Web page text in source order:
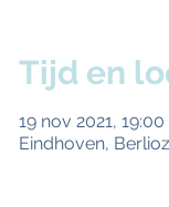
Tijd en
19 nov 2021, 19:00
Eindhoven,